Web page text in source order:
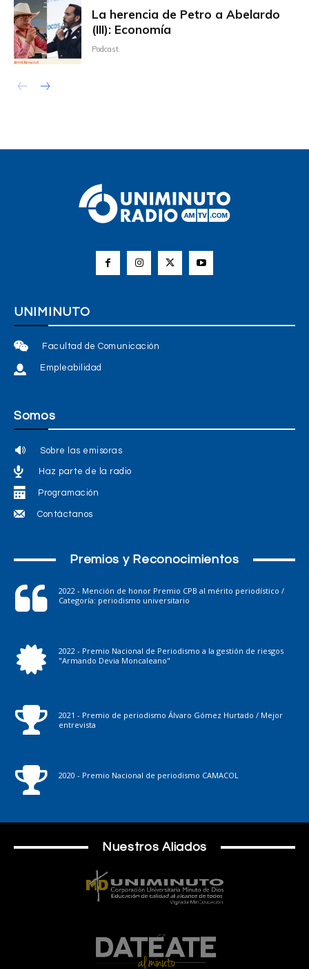
La herencia de Petro a Abelardo
(III): Economía
Podcast
UNIMINUTO
Facultad de Comunicación
Empleabilidad
Somos
Sobre las emisoras
Haz parte de la radio
Programación
Contáctanos
Premios y Reconocimientos
2022 - Mención de honor Premio CPB al mérito periodístico /
Categoría: periodismo universitario
2022 - Premio Nacional de Periodismo a la gestión de riesgos
"Armando Devia Moncaleano"
2021 - Premio de periodismo Álvaro Gómez Hurtado / Mejor
entrevista
2020 - Premio Nacional de periodismo CAMACOL
Nuestros Aliados